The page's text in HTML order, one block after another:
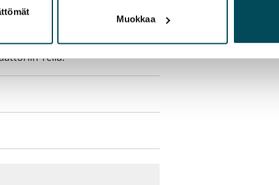
Muokkaa
50 M laajakaistaliittymä. Voit
etuhintaan ottamalla
Telia.